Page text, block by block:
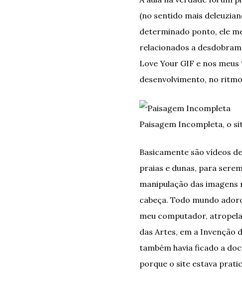
(no sentido mais
determinado ponto, ele
relacionados a
Love Your GIF e nos
desenvolvimento, no
Paisagem Incompleta, o
Basicamente são vídeos
praias e dunas, para
manipulação das
cabeça. Todo mundo
meu computador,
das Artes, em a Invenção
também havia ficado a
porque o site estava